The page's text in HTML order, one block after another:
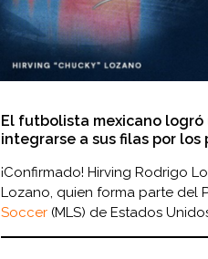
El futbolista mexicano
integrarse a sus filas por los
¡Confirmado! Hirving Rodrigo
Lozano, quien forma parte del
Soccer (MLS) de Estados